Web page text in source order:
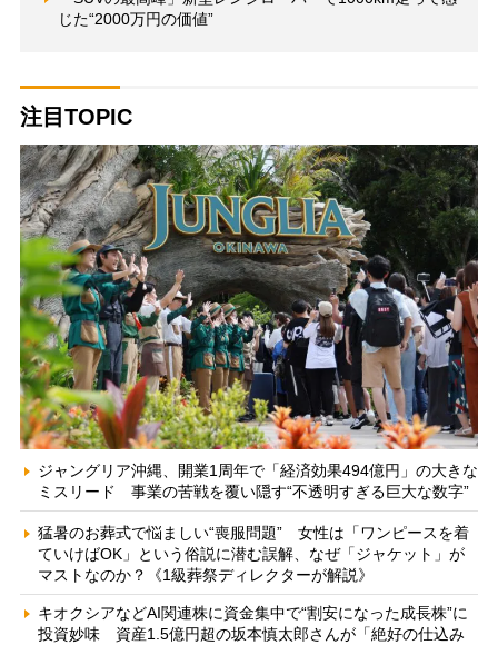
じた“2000万円の価値”
注目TOPIC
ジャングリア沖縄、開業1周年で「経済効果494億円」の大きな
ミスリード 事業の苦戦を覆い隠す“不透明すぎる巨大な数字”
猛暑のお葬式で悩ましい“喪服問題” 女性は「ワンピースを着
ていけばOK」という俗説に潜む誤解、なぜ「ジャケット」が
マストなのか？《1級葬祭ディレクターが解説》
キオクシアなどAI関連株に資金集中で“割安になった成長株”に
投資妙味 資産1.5億円超の坂本慎太郎さんが「絶好の仕込み